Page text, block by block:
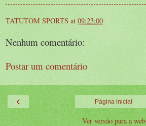
TATUTOM SPORTS at 09:23:00
Nenhum comentário:
Postar um comentário
‹ Página inicial
Ver versão para a web